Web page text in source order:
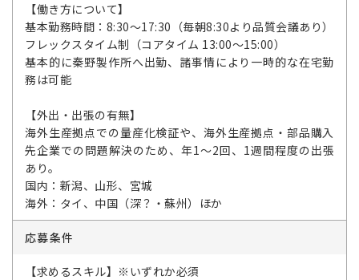
【働き方について】
基本勤務時間：8:30～17:30（毎朝8:30より品質会議あり）
フレックスタイム制（コアタイム 13:00～15:00）
基本的に秦野製作所へ出勤、諸事情により一時的な在宅勤
務は可能
【外出・出張の有無】
海外生産拠点での量産化検証や、海外生産拠点・部品購入
先企業での問題解決のため、年1～2回、1週間程度の出張
あり。
国内：新潟、山形、宮城
海外：タイ、中国（深？・蘇州）ほか
応募条件
【求めるスキル】※いずれか必須